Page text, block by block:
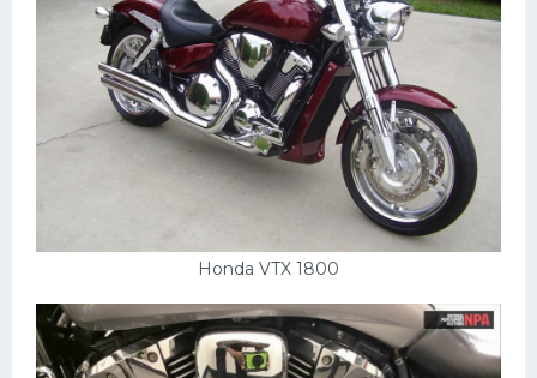
Honda VTX 1800